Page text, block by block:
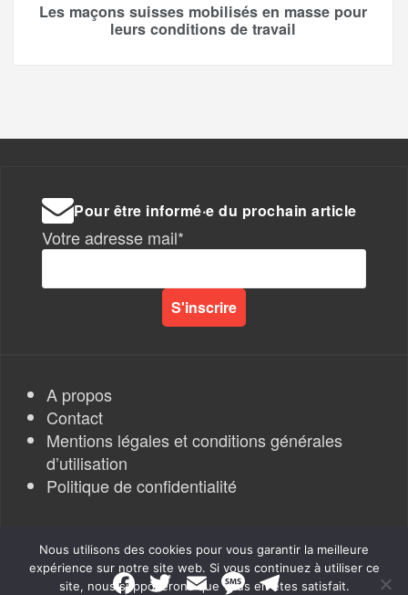
Les maçons suisses mobilisés en masse pour
leurs conditions de travail
Pour être informé·e du prochain article
Votre adresse mail*
A propos
Contact
Mentions légales et conditions générales
d’utilisation
Politique de confidentialité
F T E M T
Nous utilisons des cookies pour vous garantir la meilleure
expérience sur notre site web. Si vous continuez à utiliser ce
site, nous supposerons que vous en êtes satisfait.